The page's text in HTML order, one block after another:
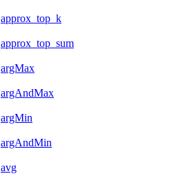
approx_top_k
approx_top_sum
argMax
argAndMax
argMin
argAndMin
avg